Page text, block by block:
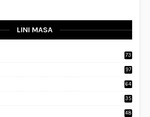
LINI MASA
73
97
64
35
48